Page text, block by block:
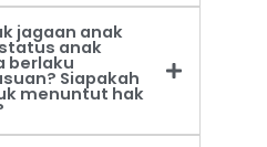
jagaan anak
anak
berlaku
Siapakah
menuntut hak